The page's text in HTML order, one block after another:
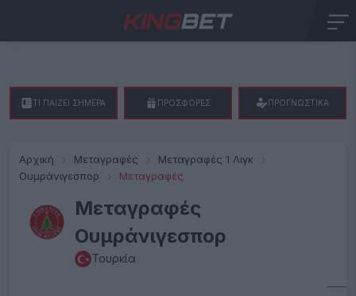
Αρχική Μεταγραφές
Μεταγραφές 1 Λιγκ
Ουμράνιγεσπορ
Μεταγραφές
Μεταγραφές
Ουμράνιγεσπορ
Τουρκία
ΤΙ ΠΑΙΖΕΙ ΣΗΜΕΡΑ ΠΡΟΣΦΟΡΕΣ ΠΡΟΓΝΩΣΤΙΚΑ